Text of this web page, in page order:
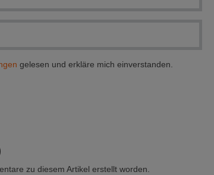
gelesen und erkläre mich einverstanden.
zu diesem Artikel erstellt worden.